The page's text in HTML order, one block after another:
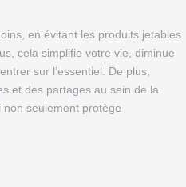
en évitant les produits jetables
cela simplifie votre vie, diminue
sur l’essentiel. De plus,
et des partages au sein de la
seulement protège